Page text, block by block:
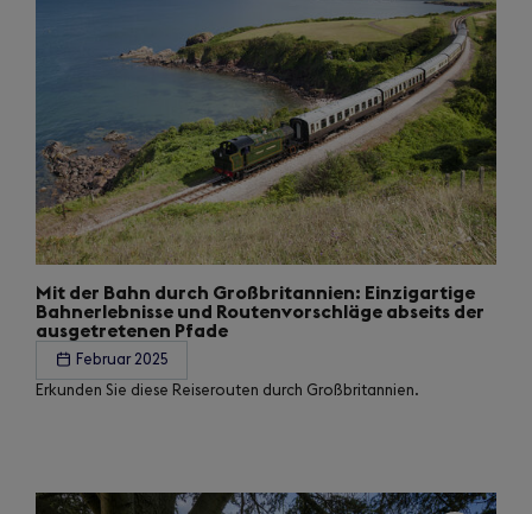
Mit der Bahn durch Großbritannien: Einzigartige
Bahnerlebnisse und Routenvorschläge abseits der
ausgetretenen Pfade
Februar 2025
Erkunden Sie diese Reiserouten durch Großbritannien.